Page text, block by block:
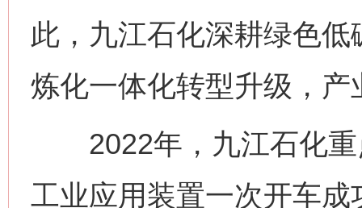
此，九江石化深耕绿色
炼化一体化转型升级，
2022年，九江石化重
工业应用装置一次开车